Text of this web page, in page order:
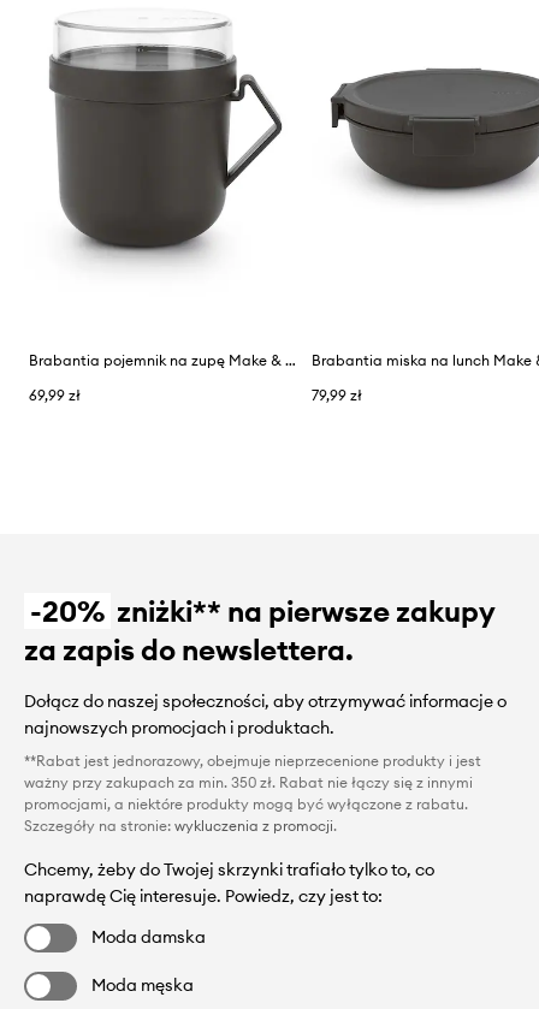
Brabantia pojemnik na zupę Make & Take, 0,6 L
69,99 zł
79,99 zł
-20% zniżki** na pierwsze zakupy
za zapis do newslettera.
Dołącz do naszej społeczności, aby otrzymywać informacje o
najnowszych promocjach i produktach.
**Rabat jest jednorazowy, obejmuje nieprzecenione produkty i jest
ważny przy zakupach za min. 350 zł. Rabat nie łączy się z innymi
promocjami, a niektóre produkty mogą być wyłączone z rabatu.
Szczegóły na stronie: wykluczenia z promocji.
Chcemy, żeby do Twojej skrzynki trafiało tylko to, co
naprawdę Cię interesuje. Powiedz, czy jest to:
Moda damska
Moda męska